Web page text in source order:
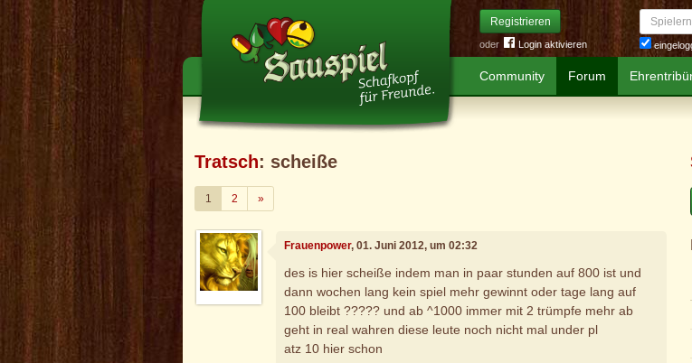
Registrieren
oder Login aktivieren
Spielername
Community Forum
Tratsch: scheiße
1 2 »Weiter
Frauenpower, 01. Juni 2012, um 02:32
des is hier scheiße indem man in paar stunden auf 800 ist und
dann wochen lang kein spiel mehr gewinnt oder tage lang auf
100 bleibt ????? und ab ^1000 immer mit 2 trümpfe mehr ab
geht in real wahren diese leute noch nicht mal under pl
atz 10 hier schon